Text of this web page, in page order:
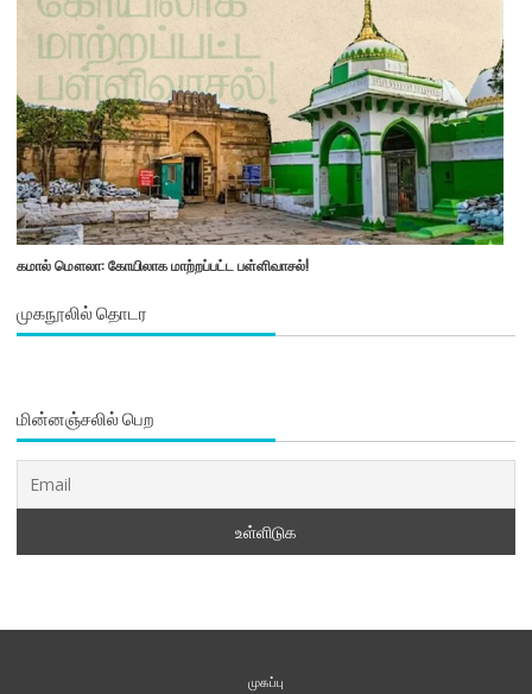
கமால் மௌலா: கோயிலாக மாற்றப்பட்ட பள்ளிவாசல்!
முகநூலில் தொடர
மின்னஞ்சலில் பெற
முகப்பு